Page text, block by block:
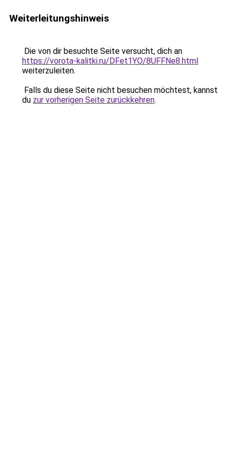
Weiterleitungshinweis
Die von dir besuchte Seite versucht, dich an
https://vorota-kalitki.ru/DFet1YO/8UFFNe8.html
weiterzuleiten.
Falls du diese Seite nicht besuchen möchtest, kannst
du zur vorherigen Seite zurückkehren.